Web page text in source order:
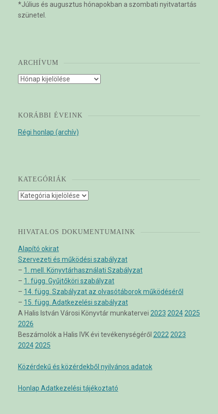
*Július és augusztus hónapokban a szombati nyitvatartás
szünetel.
ARCHÍVUM
Archívum
KORÁBBI ÉVEINK
Régi honlap (archív)
KATEGÓRIÁK
Kategóriák
HIVATALOS DOKUMENTUMAINK
Alapító okirat
Szervezeti és működési szabályzat
– 1. mell. Könyvtárhasználati Szabályzat
– 1. függ. Gyűjtőköri szabályzat
– 14. függ. Szabályzat az olvasótáborok működéséről
– 15. függ. Adatkezelési szabályzat
A Halis István Városi Könyvtár munkatervei 2023 2024 2025
2026
Beszámolók a Halis IVK évi tevékenységéről 2022 2023
2024 2025
Közérdekű és közérdekből nyilvános adatok
Honlap Adatkezelési tájékoztató